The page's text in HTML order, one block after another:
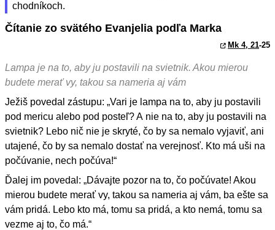
chodníkoch.
Čítanie zo svätého Evanjelia podľa Marka
Mk 4, 21-25
Lampa je na to, aby ju postavili na svietnik. Akou mierou
budete merať vy, takou sa nameria aj vám
Ježiš povedal zástupu: „Vari je lampa na to, aby ju postavili
pod mericu alebo pod posteľ? A nie na to, aby ju postavili na
svietnik? Lebo nič nie je skryté, čo by sa nemalo vyjaviť, ani
utajené, čo by sa nemalo dostať na verejnosť. Kto má uši na
počúvanie, nech počúva!“
Ďalej im povedal: „Dávajte pozor na to, čo počúvate! Akou
mierou budete merať vy, takou sa nameria aj vám, ba ešte sa
vám pridá. Lebo kto má, tomu sa pridá, a kto nemá, tomu sa
vezme aj to, čo má.“